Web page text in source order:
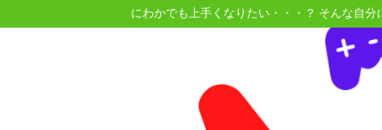
にわかでも上手くなりたい・・・？ そんな自分